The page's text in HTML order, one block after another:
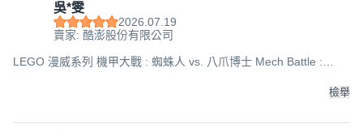
吳*雯
2026.07.19
賣家: 酷澎股份有限公司
LEGO 漫威系列 機甲大戰 : 蜘蛛人 vs. 八爪博士 Mech Battle :
檢舉